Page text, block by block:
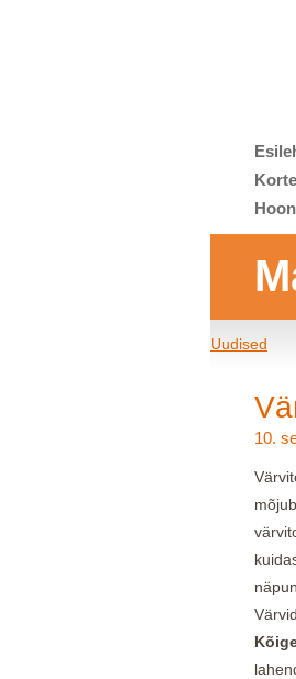
Uudised
10.